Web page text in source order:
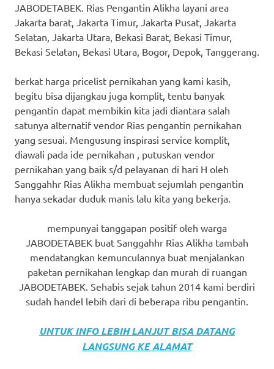
JABODETABEK. Rias Pengantin Alikha layani area
Jakarta barat, Jakarta Timur, Jakarta Pusat, Jakarta
Selatan, Jakarta Utara, Bekasi Barat, Bekasi Timur,
Bekasi Selatan, Bekasi Utara, Bogor, Depok, Tanggerang.
berkat harga pricelist pernikahan yang kami kasih,
begitu bisa dijangkau juga komplit, tentu banyak
pengantin dapat membikin kita jadi diantara salah
satunya alternatif vendor Rias pengantin pernikahan
yang sesuai. Mengusung inspirasi service komplit,
diawali pada ide pernikahan , putuskan vendor
pernikahan yang baik s/d pelayanan di hari H oleh
Sanggahhr Rias Alikha membuat sejumlah pengantin
hanya sekadar duduk manis lalu kita yang bekerja.
mempunyai tanggapan positif oleh warga
JABODETABEK buat Sanggahhr Rias Alikha tambah
mendatangkan kemunculannya buat menjalankan
paketan pernikahan lengkap dan murah di ruangan
JABODETABEK. Sehabis sejak tahun 2014 kami berdiri
sudah handel lebih dari di beberapa ribu pengantin.
UNTUK INFO LEBIH LANJUT BISA DATANG
LANGSUNG KE ALAMAT